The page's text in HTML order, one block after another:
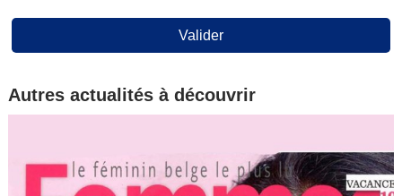
Valider
Autres actualités à découvrir